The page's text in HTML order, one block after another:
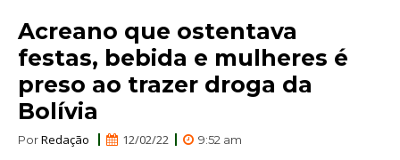
Acreano que ostentava
festas, bebida e mulheres é
preso ao trazer droga da
Bolívia
PorRedação 12/02/22 9:52 am